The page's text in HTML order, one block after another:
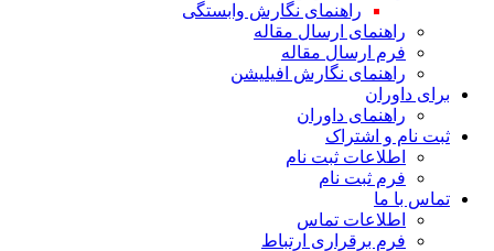
راهنمای نگارش وابستگی
راهنمای ارسال مقاله
فرم ارسال مقاله
راهنمای نگارش افیلیشن
برای داوران
راهنمای داوران
ثبت نام و اشتراک
اطلاعات ثبت نام
فرم ثبت نام
تماس با ما
اطلاعات تماس
فرم برقراری ارتباط